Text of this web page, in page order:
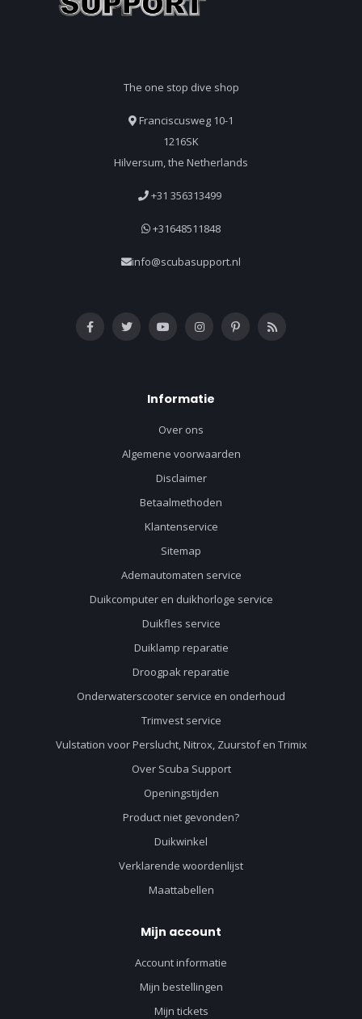
The one stop dive shop
Franciscusweg 10-1
1216SK
Hilversum, the Netherlands
+31 356313499
+31648511848
info@scubasupport.nl
Informatie
Over ons
Algemene voorwaarden
Disclaimer
Betaalmethoden
Klantenservice
Sitemap
Ademautomaten service
Duikcomputer en duikhorloge service
Duikfles service
Duiklamp reparatie
Droogpak reparatie
Onderwaterscooter service en onderhoud
Trimvest service
Vulstation voor Perslucht, Nitrox, Zuurstof en Trimix
Over Scuba Support
Openingstijden
Product niet gevonden?
Duikwinkel
Verklarende woordenlijst
Maattabellen
Mijn account
Account informatie
Mijn bestellingen
Mijn tickets